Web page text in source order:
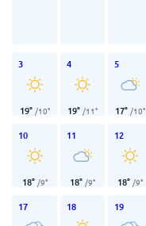
3
19° /10°
4
19° /11°
5
17° /10°
10
18° /9°
11
18° /9°
12
18° /9°
17 18 19